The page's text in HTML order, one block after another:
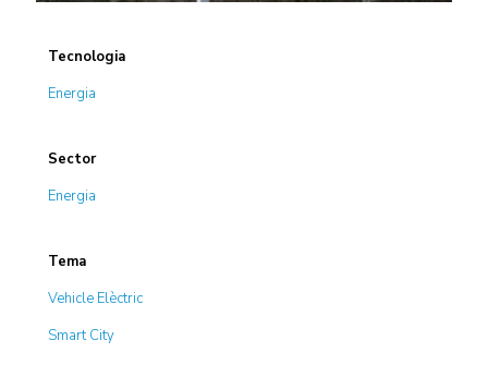
Tecnologia
Energia
Sector
Energia
Tema
Vehicle Elèctric
Smart City